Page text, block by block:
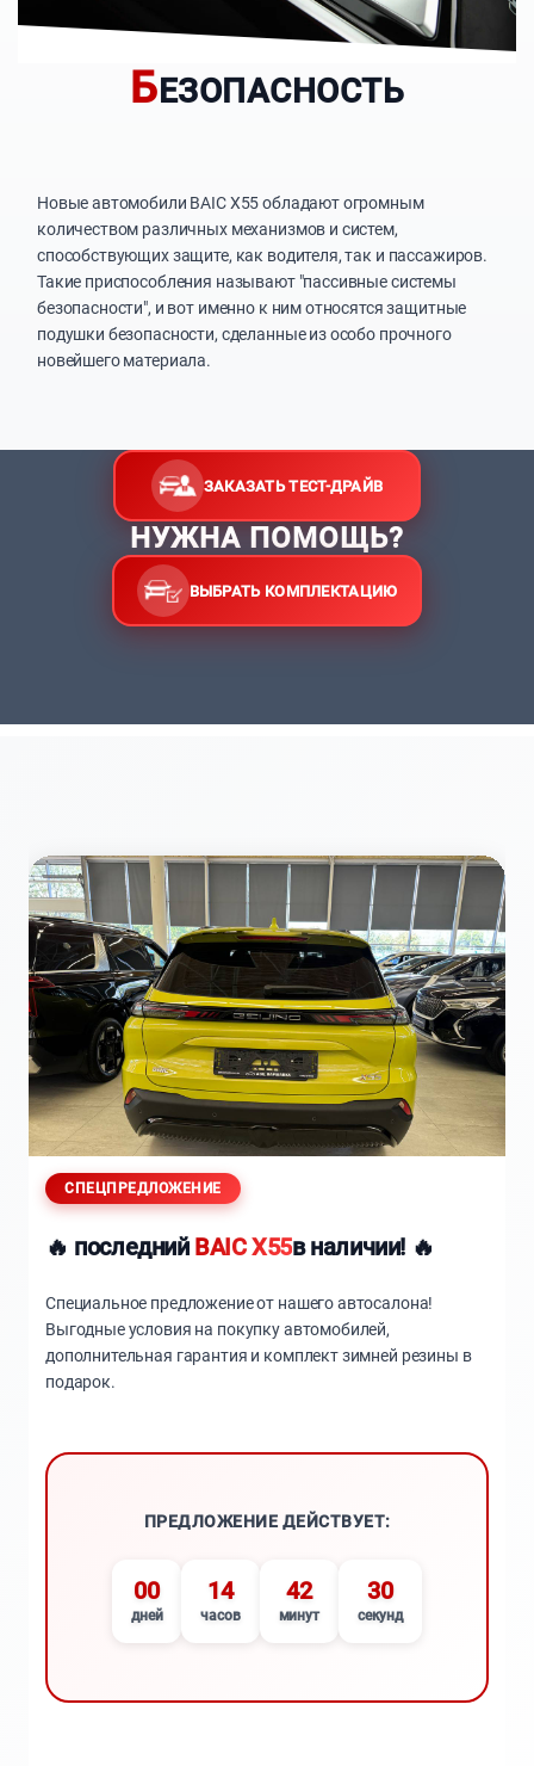
Б ЕЗОПАСНОСТЬ
Новые автомобили BAIC X55 обладают огромным
количеством различных механизмов и систем,
способствующих защите, как водителя, так и пассажиров.
Такие приспособления называют "пассивные системы
безопасности", и вот именно к ним относятся защитные
подушки безопасности, сделанные из особо прочного
новейшего материала.
ЗАКАЗАТЬ ТЕСТ-ДРАЙВ
НУЖНА ПОМОЩЬ?
ВЫБРАТЬ КОМПЛЕКТАЦИЮ
СПЕЦПРЕДЛОЖЕНИЕ
🔥 последний BAIC X55в наличии! 🔥
Специальное предложение от нашего автосалона!
Выгодные условия на покупку автомобилей,
дополнительная гарантия и комплект зимней резины в
подарок.
ПРЕДЛОЖЕНИЕ ДЕЙСТВУЕТ:
00
дней
14
часов
42
минут
29
секунд